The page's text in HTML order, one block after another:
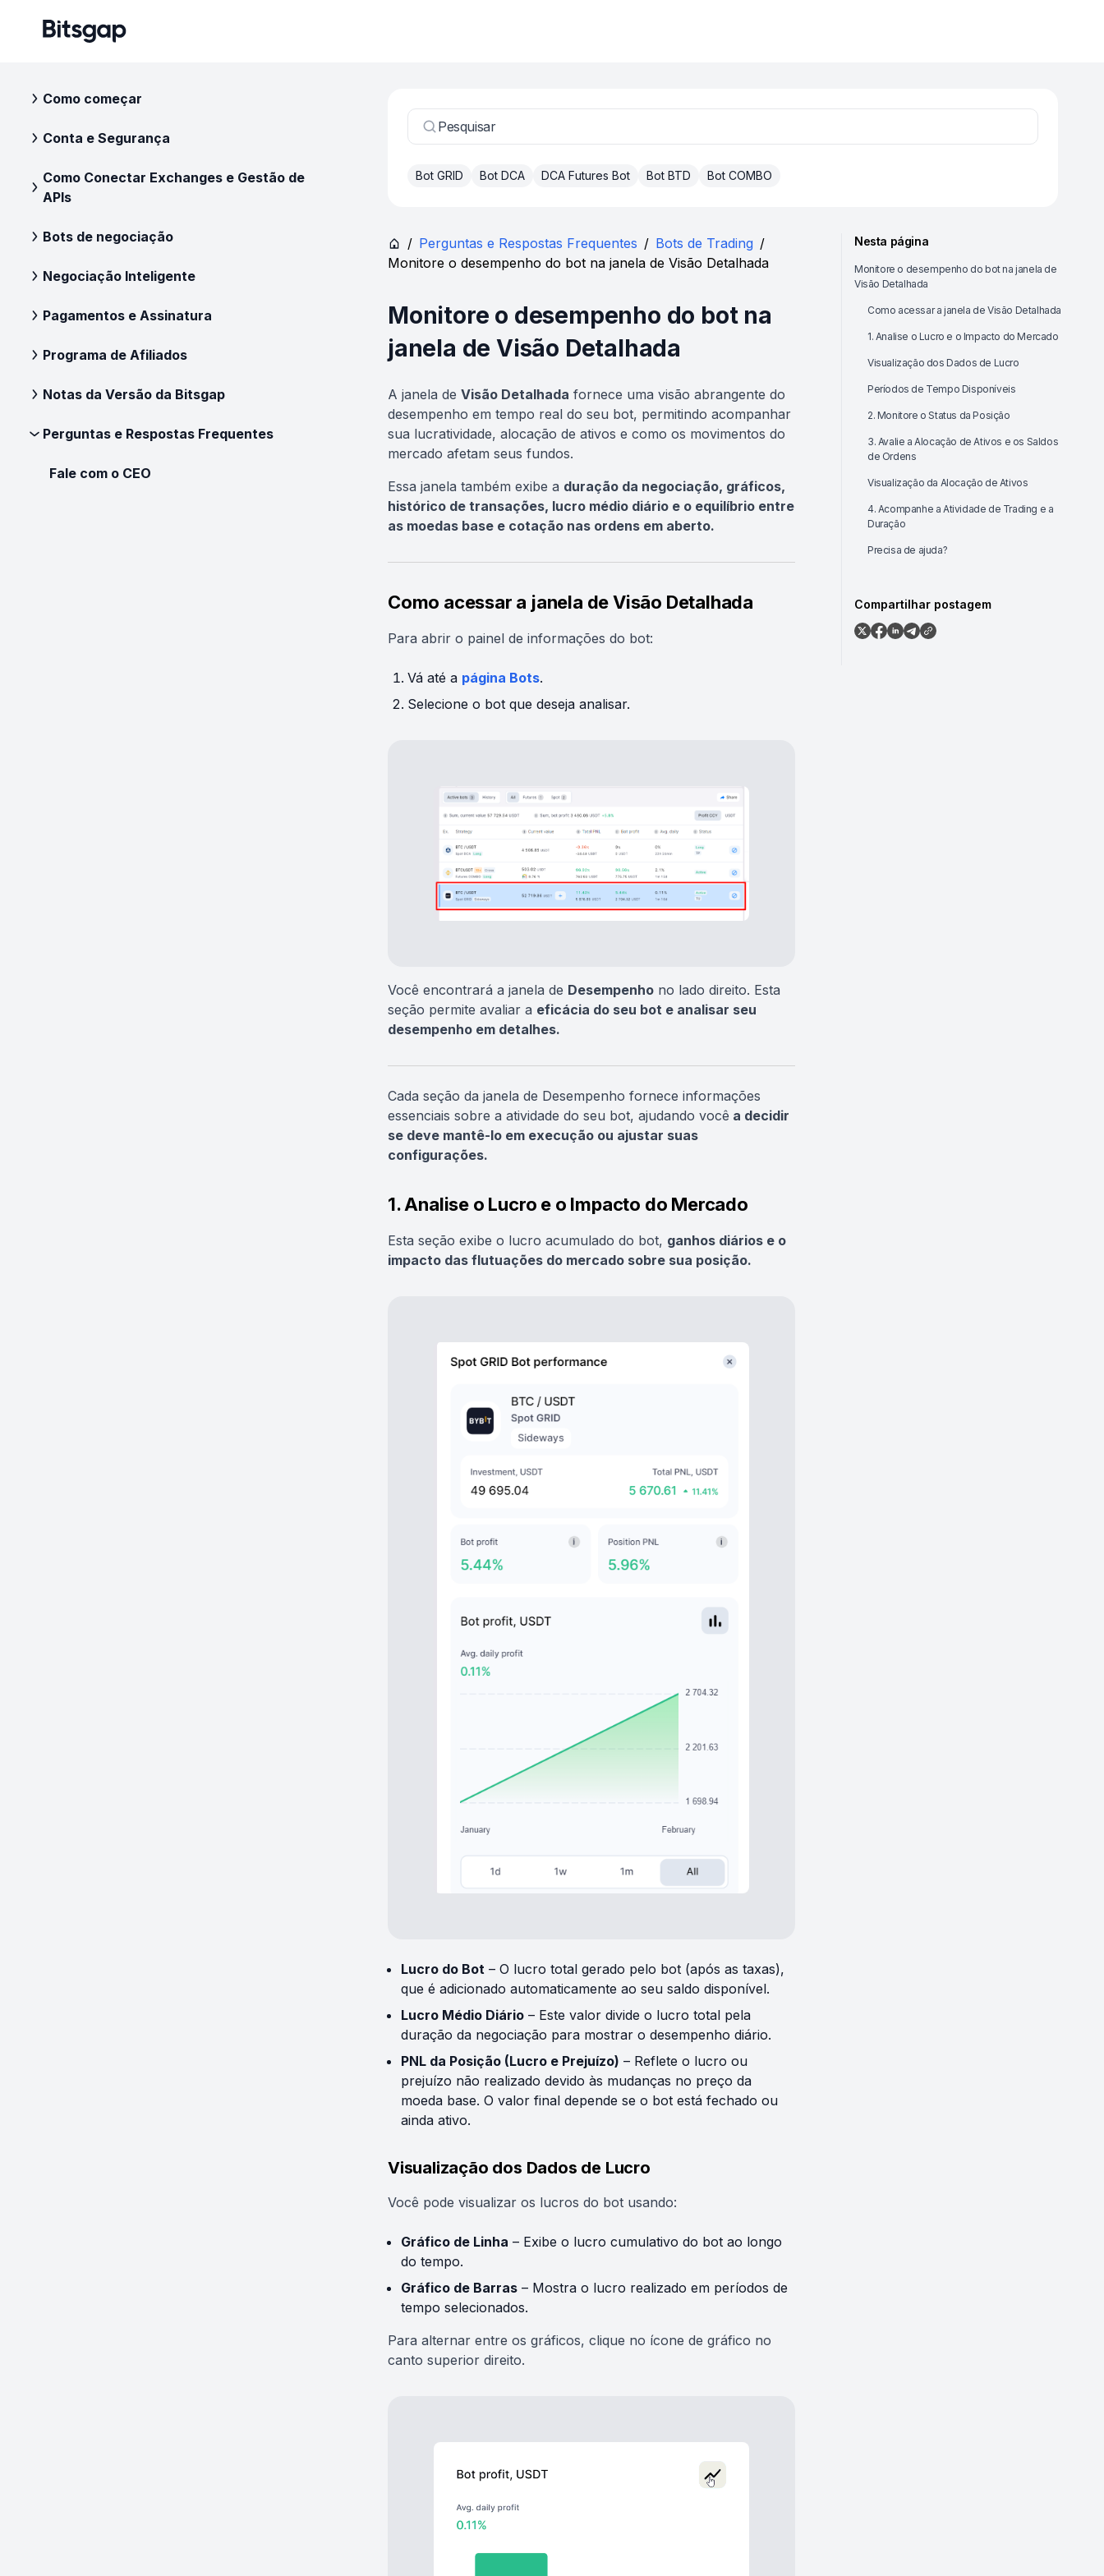
Como começar
Conta e Segurança
Como Conectar Exchanges e Gestão de
APIs
Bots de negociação
Negociação Inteligente
Pagamentos e Assinatura
Programa de Afiliados
Notas da Versão da Bitsgap
Perguntas e Respostas Frequentes
Fale com o CEO
Pesquisar
Bot GRID Bot DCA DCA Futures Bot Bot BTD Bot COMBO
/ Perguntas e Respostas Frequentes / Bots de Trading /
Monitore o desempenho do bot na janela de Visão Detalhada
Monitore o desempenho do bot na
janela de Visão Detalhada
A janela de Visão Detalhada fornece uma visão abrangente do
desempenho em tempo real do seu bot, permitindo acompanhar
sua lucratividade, alocação de ativos e como os movimentos do
mercado afetam seus fundos.
Essa janela também exibe a duração da negociação, gráficos,
histórico de transações, lucro médio diário e o equilíbrio entre
as moedas base e cotação nas ordens em aberto.
Como acessar a janela de Visão Detalhada
Para abrir o painel de informações do bot:
Vá até a página Bots.
Selecione o bot que deseja analisar.
Você encontrará a janela de Desempenho no lado direito. Esta
seção permite avaliar a eficácia do seu bot e analisar seu
desempenho em detalhes.
Cada seção da janela de Desempenho fornece informações
essenciais sobre a atividade do seu bot, ajudando você a decidir
se deve mantê-lo em execução ou ajustar suas
configurações.
1. Analise o Lucro e o Impacto do Mercado
Esta seção exibe o lucro acumulado do bot, ganhos diários e o
impacto das flutuações do mercado sobre sua posição.
Lucro do Bot – O lucro total gerado pelo bot (após as taxas),
que é adicionado automaticamente ao seu saldo disponível.
Lucro Médio Diário – Este valor divide o lucro total pela
duração da negociação para mostrar o desempenho diário.
PNL da Posição (Lucro e Prejuízo) – Reflete o lucro ou
prejuízo não realizado devido às mudanças no preço da
moeda base. O valor final depende se o bot está fechado ou
ainda ativo.
Visualização dos Dados de Lucro
Você pode visualizar os lucros do bot usando:
Gráfico de Linha – Exibe o lucro cumulativo do bot ao longo
do tempo.
Gráfico de Barras – Mostra o lucro realizado em períodos de
tempo selecionados.
Para alternar entre os gráficos, clique no ícone de gráfico no
canto superior direito.
Nesta página
Monitore o desempenho do bot na janela de
Visão Detalhada
Como acessar a janela de Visão Detalhada
1. Analise o Lucro e o Impacto do Mercado
Visualização dos Dados de Lucro
Períodos de Tempo Disponíveis
2. Monitore o Status da Posição
3. Avalie a Alocação de Ativos e os Saldos
de Ordens
Visualização da Alocação de Ativos
4. Acompanhe a Atividade de Trading e a
Duração
Precisa de ajuda?
Compartilhar postagem